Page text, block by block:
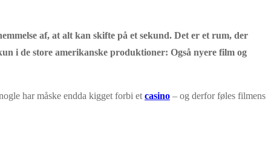
af, at alt kan skifte på et sekund. Det er et rum, der
i de store amerikanske produktioner: Også nyere film og
har måske endda kigget forbi et casino – og derfor føles filmens